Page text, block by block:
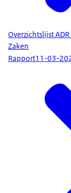
Overzichtslijst
Zaken
Rapport11-03-